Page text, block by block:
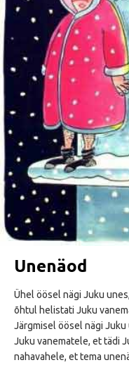
Unenäod
Ühel öösel nägi Juku
õhtul helistati Juku
Järgmisel öösel nägi
Juku vanematele, et tädi
nahavahele, et tema